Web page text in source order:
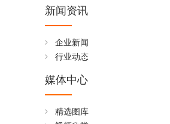
新闻资讯
企业新闻
行业动态
媒体中心
精选图库